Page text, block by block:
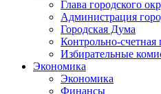
Глава городского
Администрация
Городская Дума
Контрольно-счетная
Избирательные
Экономика
Экономика
Финансы